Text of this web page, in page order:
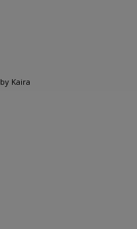
by Kaira